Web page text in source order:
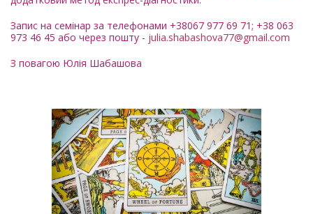
Запис на семінар за телефонами +38067 977 69 71; +38 063
973 46 45 або через пошту - julia.shabashova77@gmail.com
З повагою Юлія Шабашова